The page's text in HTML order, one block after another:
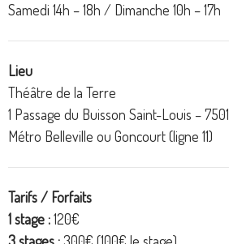
Samedi 14h – 18h / Dimanche 10h – 17h
Lieu
Théâtre de la Terre
1 Passage du Buisson Saint-Louis –
Métro Belleville ou Goncourt (ligne 11)
Tarifs / Forfaits
1 stage :120€